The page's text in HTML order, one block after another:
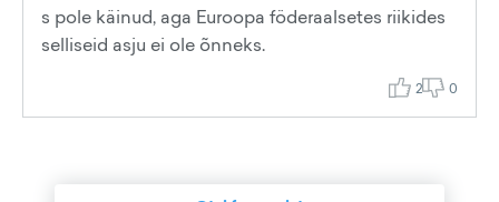
s pole käinud, aga Euroopa föderaalsetes riikides
selliseid asju ei ole õnneks.
2 0